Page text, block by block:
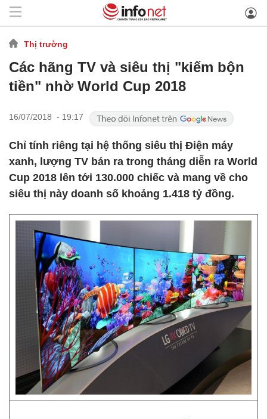
Thị trường
Các hãng TV và siêu thị "kiếm bộn
tiền" nhờ World Cup 2018
16/07/2018 - 19:17
Chỉ tính riêng tại hệ thống siêu thị Điện máy
xanh, lượng TV bán ra trong tháng diễn ra World
Cup 2018 lên tới 130.000 chiếc và mang về cho
siêu thị này doanh số khoảng 1.418 tỷ đồng.